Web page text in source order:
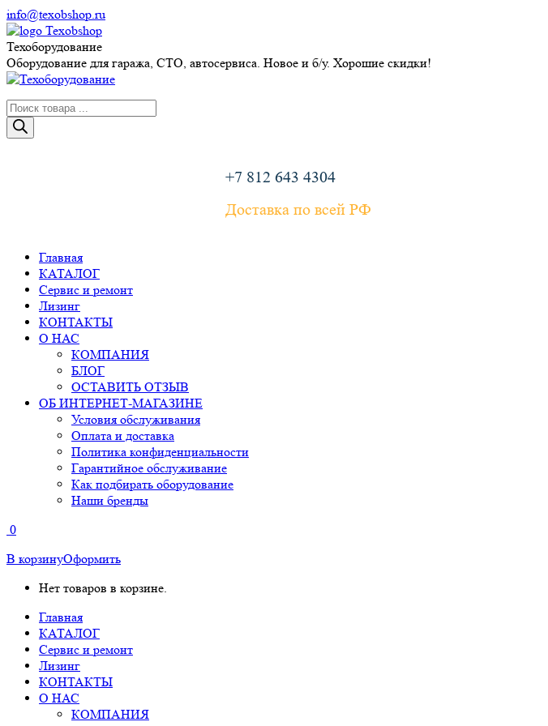
Перейти
к
содержанию
info@texobshop.ru
Telegram
page
opens
in
window
Whatsapp
page
opens
in
window
Вконтакте
page
opens
in
window
Сайт
page
opens
in
window
Техоборудование
Оборудование для гаража, СТО, автосервиса. Новое и б/у. Хорошие скидки!
Поиск
товаров
+7 812 643 4304
Доставка по всей РФ
Главная
КАТАЛОГ
Сервис и ремонт
Лизинг
КОНТАКТЫ
О НАС
КОМПАНИЯ
БЛОГ
ОСТАВИТЬ ОТЗЫВ
ОБ ИНТЕРНЕТ-МАГАЗИНЕ
Условия обслуживания
Оплата и доставка
Политика конфиденциальности
Гарантийное обслуживание
Как подбирать оборудование
Наши бренды
0
В корзинуОформить
Нет товаров в корзине.
Главная
КАТАЛОГ
Сервис и ремонт
Лизинг
КОНТАКТЫ
О НАС
КОМПАНИЯ